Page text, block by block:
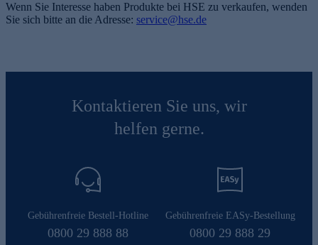
Wenn Sie Interesse haben Produkte bei HSE zu verkaufen, wenden
Sie sich bitte an die Adresse: service@hse.de
Kontaktieren Sie uns, wir
helfen gerne.
Gebührenfreie Bestell-Hotline
0800 29 888 88
Gebührenfreie EASy-Bestellung
0800 29 888 29